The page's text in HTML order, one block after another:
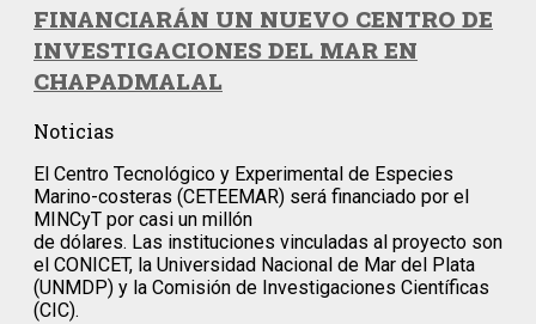
FINANCIARÁN UN NUEVO CENTRO DE
INVESTIGACIONES DEL MAR EN
CHAPADMALAL
Noticias
El Centro Tecnológico y Experimental de Especies
Marino-costeras (CETEEMAR) será financiado por el
MINCyT por casi un millón
de dólares. Las instituciones vinculadas al proyecto son
el CONICET, la Universidad Nacional de Mar del Plata
(UNMDP) y la Comisión de Investigaciones Científicas
(CIC).